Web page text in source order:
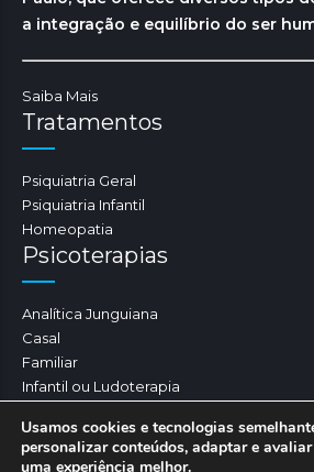
a integração e equilíbrio do ser
Saiba Mais
Tratamentos
Psiquiatria Geral
Psiquiatria Infantil
Homeopatia
Psicoterapias
Analítica Junguiana
Casal
Familiar
Infantil ou Ludoterapia
Usamos cookies e tecnologias
personalizar conteúdos, adaptar e
uma experiência melhor.